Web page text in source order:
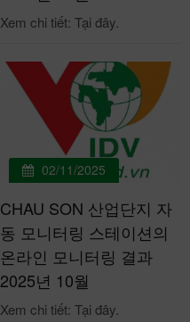
Xem chi tiết: Tại đây.
02/11/2025
CHAU SON 산업단지 자
동 모니터링 스테이션의
온라인 모니터링 결과
2025년 10월
Xem chi tiết: Tại đây.